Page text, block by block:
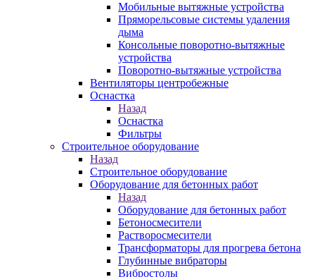
Мобильные вытяжные устройства
Пряморельсовые системы удаления
дыма
Консольные поворотно-вытяжные
устройства
Поворотно-вытяжные устройства
Вентиляторы центробежные
Оснастка
Назад
Оснастка
Фильтры
Строительное оборудование
Назад
Строительное оборудование
Оборудование для бетонных работ
Назад
Оборудование для бетонных работ
Бетоносмесители
Растворосмесители
Трансформаторы для прогрева бетона
Глубинные вибраторы
Вибростолы